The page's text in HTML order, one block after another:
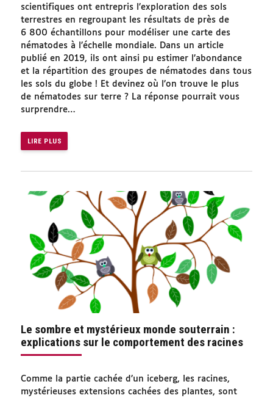
scientifiques ont entrepris l’exploration des sols
terrestres en regroupant les résultats de près de
6 800 échantillons pour modéliser une carte des
nématodes à l’échelle mondiale. Dans un article
publié en 2019, ils ont ainsi pu estimer l’abondance
et la répartition des groupes de nématodes dans tous
les sols du globe ! Et devinez où l’on trouve le plus
de nématodes sur terre ? La réponse pourrait vous
surprendre…
LIRE PLUS
Le sombre et mystérieux monde souterrain :
explications sur le comportement des racines
Comme la partie cachée d’un iceberg, les racines,
mystérieuses extensions cachées des plantes, sont